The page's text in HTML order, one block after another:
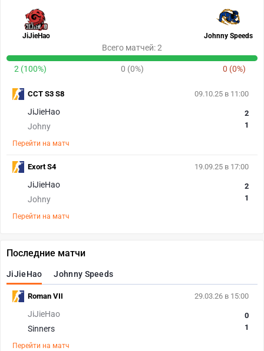
JiJieHao Johnny Speeds
Всего матчей: 2
2 (100%) 0 (0%) 0 (0%)
09.10.25 в 11:00
JiJieHao
Johny
2
1
Перейти на матч
CCT S3 S8
19.09.25 в 17:00
JiJieHao
Johny
2
1
Перейти на матч
Exort S4
Последние матчи
JiJieHao Johnny Speeds
29.03.26 в 15:00
JiJieHao
Sinners
0
1
Перейти на матч
Roman VII